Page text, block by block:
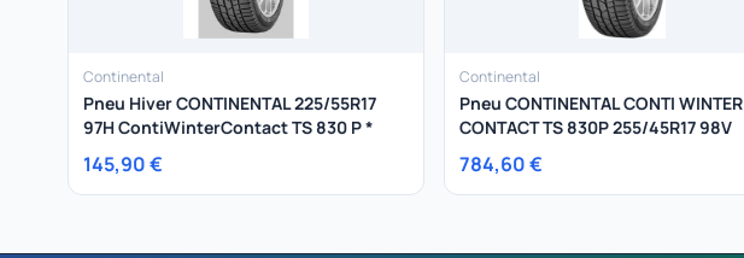
Continental
Pneu Hiver CONTINENTAL 225/55R17
97H ContiWinterContact TS 830 P *
145,90 €
Continental
Pneu CONTINENTAL CONTI WINTER
CONTACT TS 830P 255/45R17 98V
784,60 €